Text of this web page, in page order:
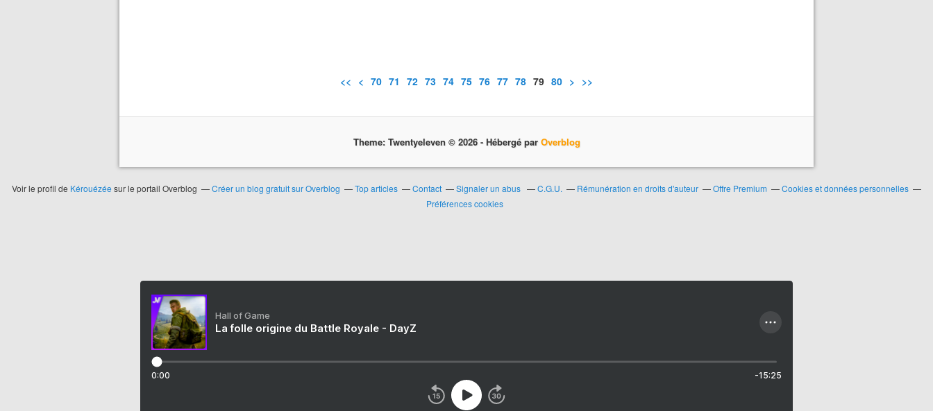
<< < 10
20
30
40
50
60
70 71 72 73 74 75 76 77 78 79 80 > >>
Theme: Twentyeleven © 2026 - Hébergé par Overblog
Voir le profil de Kérouézée sur le portail Overblog Créer un blog gratuit sur Overblog Top articles Contact Signaler un abus C.G.U. Rémunération en droits d'auteur Offre Premium
Cookies et données personnelles
Préférences cookies
Hall of Game
La folle origine du Battle Royale - DayZ
0:00 -15:25